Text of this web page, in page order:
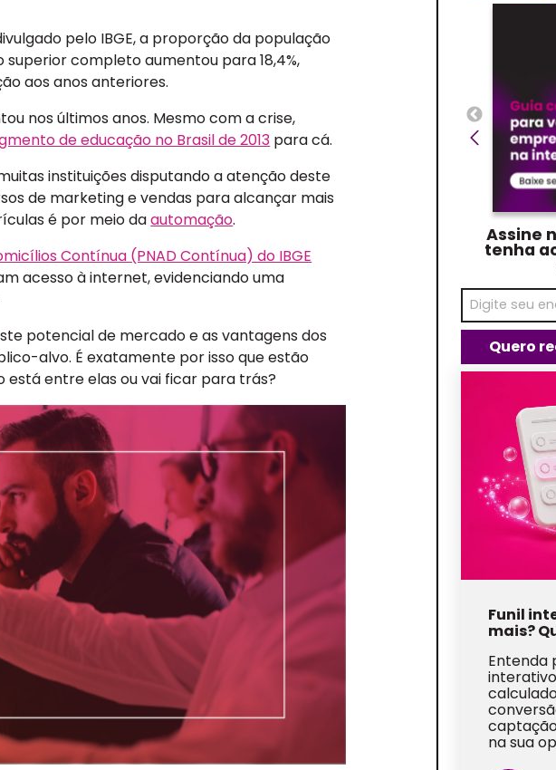
pelo IBGE, a proporção da população
superior completo aumentou para 18,4%,
aos anos anteriores.
nos últimos anos. Mesmo com a crise,
de educação no Brasil de 2013 para cá.
instituições disputando a atenção deste
de marketing e vendas para alcançar mais
é por meio daautomação.
Contínua (PNAD Contínua) do IBGE
acesso à internet, evidenciando uma
potencial de mercado e as vantagens dos
alvo. É exatamente por isso que estão
está entre elas ou vai ficar para trás?
Assine
tenha
Funil
mais?
Entenda
na sua